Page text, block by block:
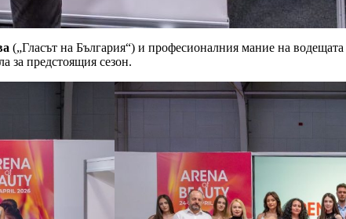
(„Гласът на България“) и професионалния мание на водещата
за предстоящия сезон.